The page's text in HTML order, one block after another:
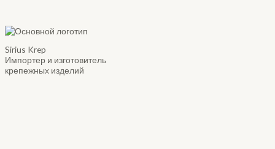
Sirius Krep
Импортер и изготовитель
крепежных изделий